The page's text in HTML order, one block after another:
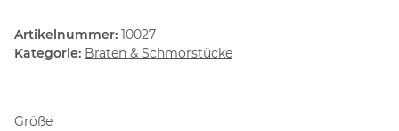
Artikelnummer: 10027
Kategorie: Braten & Schmorstücke
Größe